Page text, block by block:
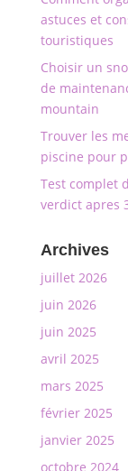
astuces et
touristiques
Choisir un
de
mountain
Trouver les
piscine pour
Test complet
verdict apres
Archives
juillet 2026
juin 2026
juin 2025
avril 2025
mars 2025
février 2025
janvier 2025
octobre 2024